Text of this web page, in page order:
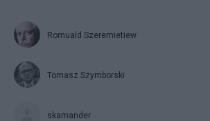
Romuald Szeremietiew
Tomasz Szymborski
skamander